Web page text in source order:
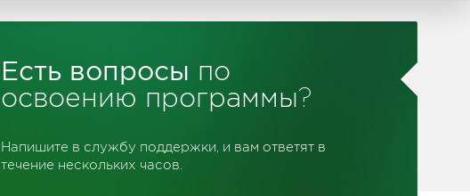
Есть вопросы по
освоению программы?
Напишите в службу поддержки, и вам ответят в
течение нескольких часов.